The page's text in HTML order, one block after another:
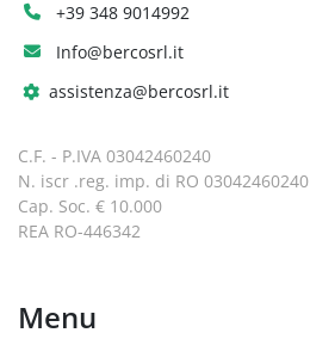
+39 348 9014992
Info@bercosrl.it
assistenza@bercosrl.it
C.F. - P.IVA 03042460240
N. iscr .reg. imp. di RO 03042460240
Cap. Soc. € 10.000
REA RO-446342
Menu